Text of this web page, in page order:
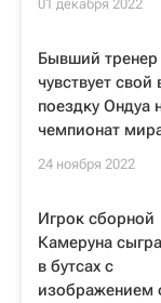
01 декабря 2022
Бывший
чувствует свой
поездку Ондуа
чемпионат
24 ноября 2022
Игрок сборной
Камеруна
в бутсах с
изображением